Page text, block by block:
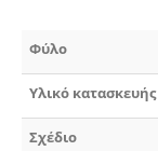
Φύλο
Υλικό κατασκευής
Σχέδιο